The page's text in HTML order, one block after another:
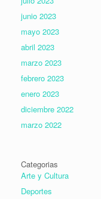
junio 2023
mayo 2023
abril 2023
marzo 2023
febrero 2023
enero 2023
diciembre 2022
marzo 2022
Categorias
Arte y Cultura
Deportes